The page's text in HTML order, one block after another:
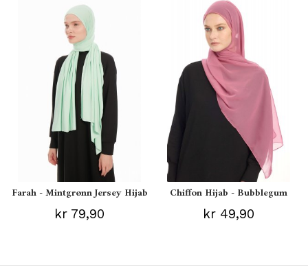
Farah - Mintgrønn Jersey Hijab
kr 79,90
Chiffon Hijab - Bubblegum
kr 49,90